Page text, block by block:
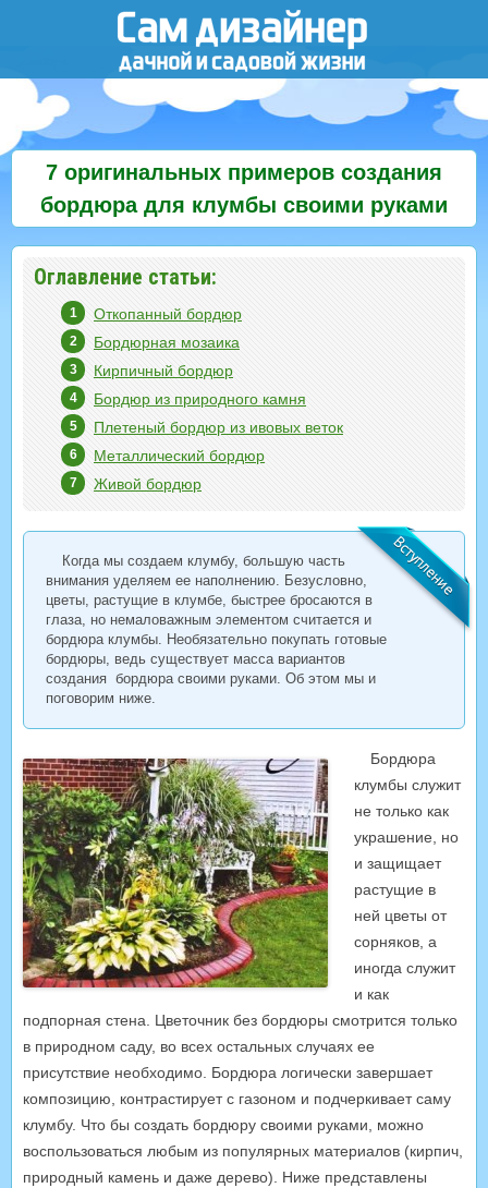
7 оригинальных примеров создания
бордюра для клумбы своими руками
Оглавление статьи:
Откопанный бордюр
Бордюрная мозаика
Кирпичный бордюр
Бордюр из природного камня
Плетеный бордюр из ивовых веток
Металлический бордюр
Живой бордюр
Когда мы создаем клумбу, большую часть
внимания уделяем ее наполнению. Безусловно,
цветы, растущие в клумбе, быстрее бросаются в
глаза, но немаловажным элементом считается и
бордюра клумбы. Необязательно покупать готовые
бордюры, ведь существует масса вариантов
создания бордюра своими руками. Об этом мы и
поговорим ниже.
Бордюра
клумбы служит
не только как
украшение, но
и защищает
растущие в
ней цветы от
сорняков, а
иногда служит
и как
подпорная стена. Цветочник без бордюры смотрится только
в природном саду, во всех остальных случаях ее
присутствие необходимо. Бордюра логически завершает
композицию, контрастирует с газоном и подчеркивает саму
клумбу. Что бы создать бордюру своими руками, можно
воспользоваться любым из популярных материалов (кирпич,
природный камень и даже дерево). Ниже представлены